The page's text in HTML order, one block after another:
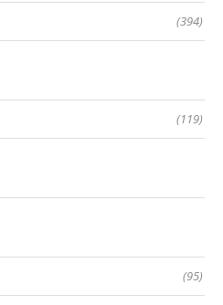
(394)
(119)
(95)